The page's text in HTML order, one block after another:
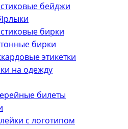
бейджи
бирки
бирки
этикетки
на одежду
билеты
с логотипом